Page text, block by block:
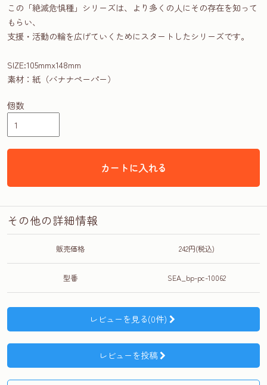
この「絶滅危惧種」シリーズは、より多くの人にその存在を知って
もらい、
支援・活動の輪を広げていくためにスタートしたシリーズです。
SIZE:105mmx148mm
素材：紙（バナナペーパー）
個数
カートに入れる
その他の詳細情報
販売価格 242円(税込)
型番 SEA_bp-pc-10062
レビューを見る(0件)
レビューを投稿